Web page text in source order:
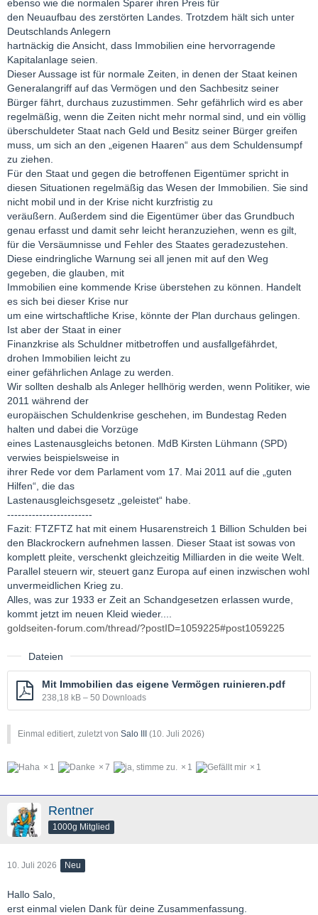
ebenso wie die normalen Sparer ihren Preis für
den Neuaufbau des zerstörten Landes. Trotzdem hält sich unter
Deutschlands Anlegern
hartnäckig die Ansicht, dass Immobilien eine hervorragende
Kapitalanlage seien.
Dieser Aussage ist für normale Zeiten, in denen der Staat keinen
Generalangriff auf das Vermögen und den Sachbesitz seiner
Bürger fährt, durchaus zuzustimmen. Sehr gefährlich wird es aber
regelmäßig, wenn die Zeiten nicht mehr normal sind, und ein völlig
überschuldeter Staat nach Geld und Besitz seiner Bürger greifen
muss, um sich an den „eigenen Haaren“ aus dem Schuldensumpf
zu ziehen.
Für den Staat und gegen die betroffenen Eigentümer spricht in
diesen Situationen regelmäßig das Wesen der Immobilien. Sie sind
nicht mobil und in der Krise nicht kurzfristig zu
veräußern. Außerdem sind die Eigentümer über das Grundbuch
genau erfasst und damit sehr leicht heranzuziehen, wenn es gilt,
für die Versäumnisse und Fehler des Staates geradezustehen.
Diese eindringliche Warnung sei all jenen mit auf den Weg
gegeben, die glauben, mit
Immobilien eine kommende Krise überstehen zu können. Handelt
es sich bei dieser Krise nur
um eine wirtschaftliche Krise, könnte der Plan durchaus gelingen.
Ist aber der Staat in einer
Finanzkrise als Schuldner mitbetroffen und ausfallgefährdet,
drohen Immobilien leicht zu
einer gefährlichen Anlage zu werden.
Wir sollten deshalb als Anleger hellhörig werden, wenn Politiker, wie
2011 während der
europäischen Schuldenkrise geschehen, im Bundestag Reden
halten und dabei die Vorzüge
eines Lastenausgleichs betonen. MdB Kirsten Lühmann (SPD)
verwies beispielsweise in
ihrer Rede vor dem Parlament vom 17. Mai 2011 auf die „guten
Hilfen“, die das
Lastenausgleichsgesetz „geleistet“ habe.
------------------------
Fazit: FTZFTZ hat mit einem Husarenstreich 1 Billion Schulden bei
den Blackrockern aufnehmen lassen. Dieser Staat ist sowas von
komplett pleite, verschenkt gleichzeitig Milliarden in die weite Welt.
Parallel steuern wir, steuert ganz Europa auf einen inzwischen wohl
unvermeidlichen Krieg zu.
Alles, was zur 1933 er Zeit an Schandgesetzen erlassen wurde,
kommt jetzt im neuen Kleid wieder....
goldseiten-forum.com/thread/?postID=1059225#post1059225
Dateien
Mit Immobilien das eigene Vermögen ruinieren.pdf
238,18 kB – 50 Downloads
Einmal editiert, zuletzt von Salo III (10. Juli 2026)
1 7 1 1
Rentner
1000g Mitglied
10. Juli 2026 Neu
Hallo Salo,
erst einmal vielen Dank für deine Zusammenfassung.